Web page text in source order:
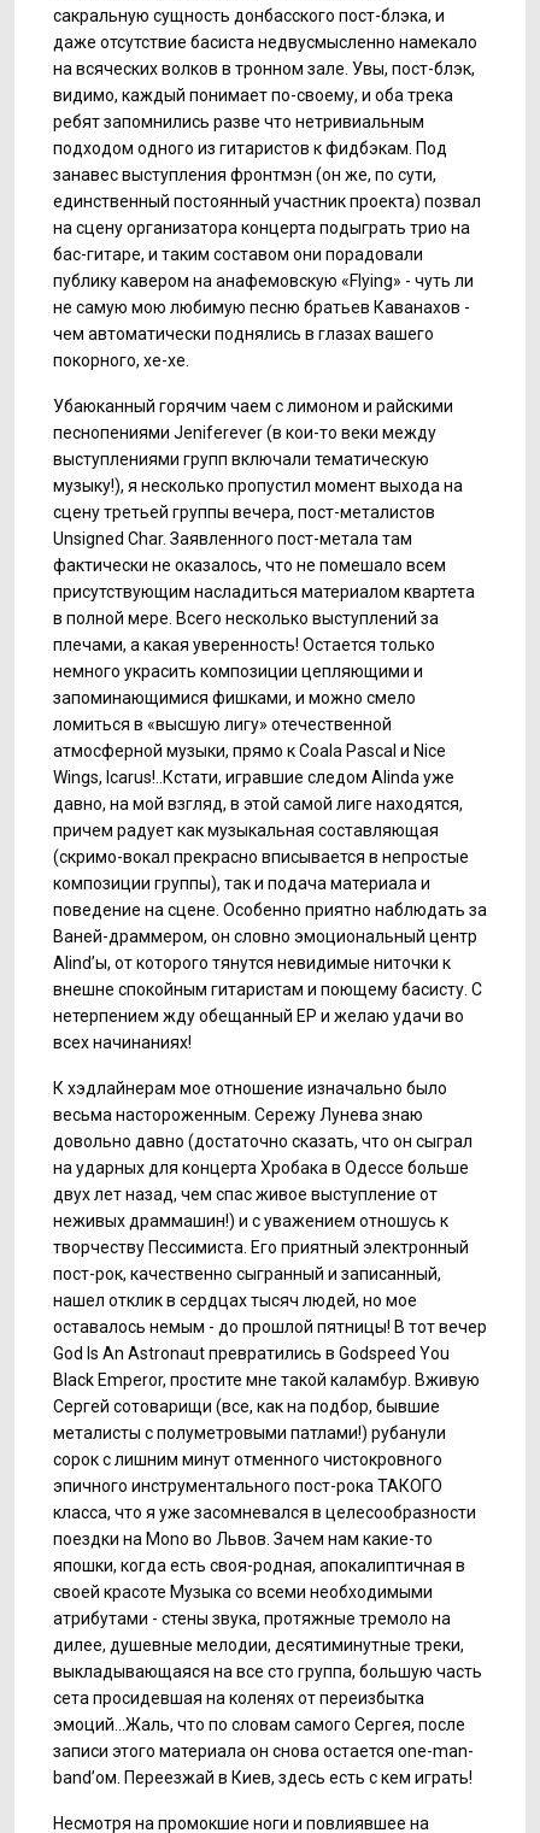
сакральную сущность донбасского пост-блэка, и
даже отсутствие басиста недвусмысленно намекало
на всяческих волков в тронном зале. Увы, пост-блэк,
видимо, каждый понимает по-своему, и оба трека
ребят запомнились разве что нетривиальным
подходом одного из гитаристов к фидбэкам. Под
занавес выступления фронтмэн (он же, по сути,
единственный постоянный участник проекта) позвал
на сцену организатора концерта подыграть трио на
бас-гитаре, и таким составом они порадовали
публику кавером на анафемовскую «Flying» - чуть ли
не самую мою любимую песню братьев Каванахов -
чем автоматически поднялись в глазах вашего
покорного, хе-хе.
Убаюканный горячим чаем с лимоном и райскими
песнопениями Jeniferever (в кои-то веки между
выступлениями групп включали тематическую
музыку!), я несколько пропустил момент выхода на
сцену третьей группы вечера, пост-металистов
Unsigned Char. Заявленного пост-метала там
фактически не оказалось, что не помешало всем
присутствующим насладиться материалом квартета
в полной мере. Всего несколько выступлений за
плечами, а какая уверенность! Остается только
немного украсить композиции цепляющими и
запоминающимися фишками, и можно смело
ломиться в «высшую лигу» отечественной
атмосферной музыки, прямо к Coala Pascal и Nice
Wings, Icarus!..Кстати, игравшие следом Alinda уже
давно, на мой взгляд, в этой самой лиге находятся,
причем радует как музыкальная составляющая
(скримо-вокал прекрасно вписывается в непростые
композиции группы), так и подача материала и
поведение на сцене. Особенно приятно наблюдать за
Ваней-драммером, он словно эмоциональный центр
Alind’ы, от которого тянутся невидимые ниточки к
внешне спокойным гитаристам и поющему басисту. С
нетерпением жду обещанный ЕР и желаю удачи во
всех начинаниях!
К хэдлайнерам мое отношение изначально было
весьма настороженным. Сережу Лунева знаю
довольно давно (достаточно сказать, что он сыграл
на ударных для концерта Хробака в Одессе больше
двух лет назад, чем спас живое выступление от
неживых драммашин!) и с уважением отношусь к
творчеству Пессимиста. Его приятный электронный
пост-рок, качественно сыгранный и записанный,
нашел отклик в сердцах тысяч людей, но мое
оставалось немым - до прошлой пятницы! В тот вечер
God Is An Astronaut превратились в Godspeed You
Black Emperor, простите мне такой каламбур. Вживую
Сергей сотоварищи (все, как на подбор, бывшие
металисты с полуметровыми патлами!) рубанули
сорок с лишним минут отменного чистокровного
эпичного инструментального пост-рока ТАКОГО
класса, что я уже засомневался в целесообразности
поездки на Mono во Львов. Зачем нам какие-то
япошки, когда есть своя-родная, апокалиптичная в
своей красоте Музыка со всеми необходимыми
атрибутами - стены звука, протяжные тремоло на
дилее, душевные мелодии, десятиминутные треки,
выкладывающаяся на все сто группа, большую часть
сета просидевшая на коленях от переизбытка
эмоций...Жаль, что по словам самого Сергея, после
записи этого материала он снова остается one-man-
band’ом. Переезжай в Киев, здесь есть с кем играть!
Несмотря на промокшие ноги и повлиявшее на